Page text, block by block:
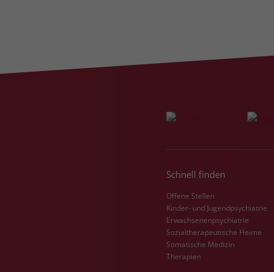
Schnell finden
Offene Stellen
Kinder- und Jugendpsychiatrie
Erwachsenenpsychiatrie
Sozialtherapeutische Heime
Somatische Medizin
Therapien